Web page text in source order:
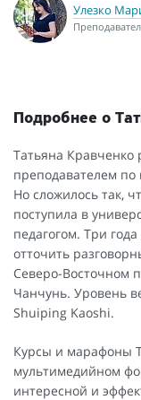
Улезко
Подробнее о
Татьяна Кравченко
преподавателем по
Но сложилось так,
поступила в
педагогом. Три
отточить
Северо-Восточном
Чанчунь. Уровень
Shuiping Kaoshi.
Курсы и марафоны
мультимедийном
интересной и